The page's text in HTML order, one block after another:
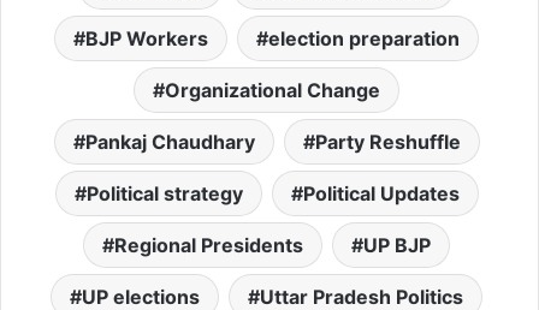
BJP Workers election preparation
Organizational Change
Pankaj Chaudhary Party Reshuffle
Political strategy Political Updates
Regional Presidents UP BJP
UP elections Uttar Pradesh Politics